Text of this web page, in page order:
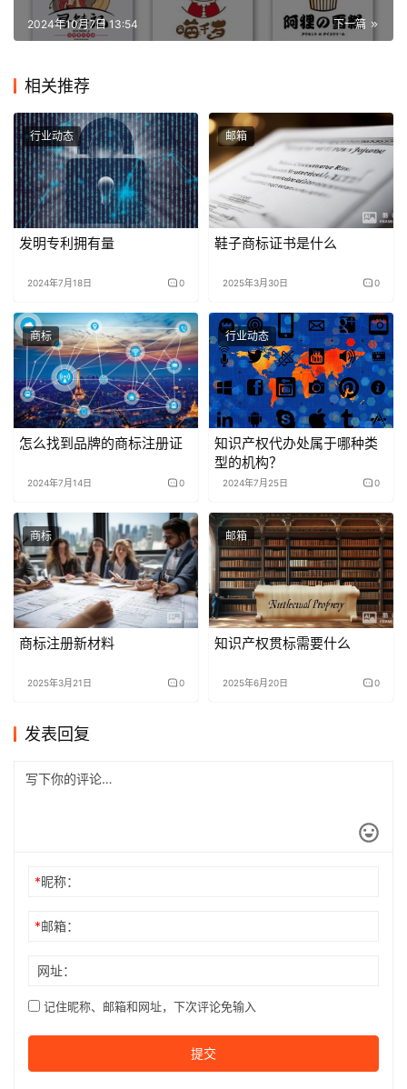
下一篇
2024年10月7日 13:54
相关推荐
行业动态
发明专利拥有量
2024年7月18日 0
邮箱
鞋子商标证书是什么
2025年3月30日 0
商标
怎么找到品牌的商标注册证
2024年7月14日 0
行业动态
知识产权代办处属于哪种类
型的机构？
2024年7月25日 0
商标
商标注册新材料
2025年3月21日 0
邮箱
知识产权贯标需要什么
2025年6月20日 0
发表回复
*昵称：
*邮箱：
网址：
记住昵称、邮箱和网址，下次评论免输入
提交